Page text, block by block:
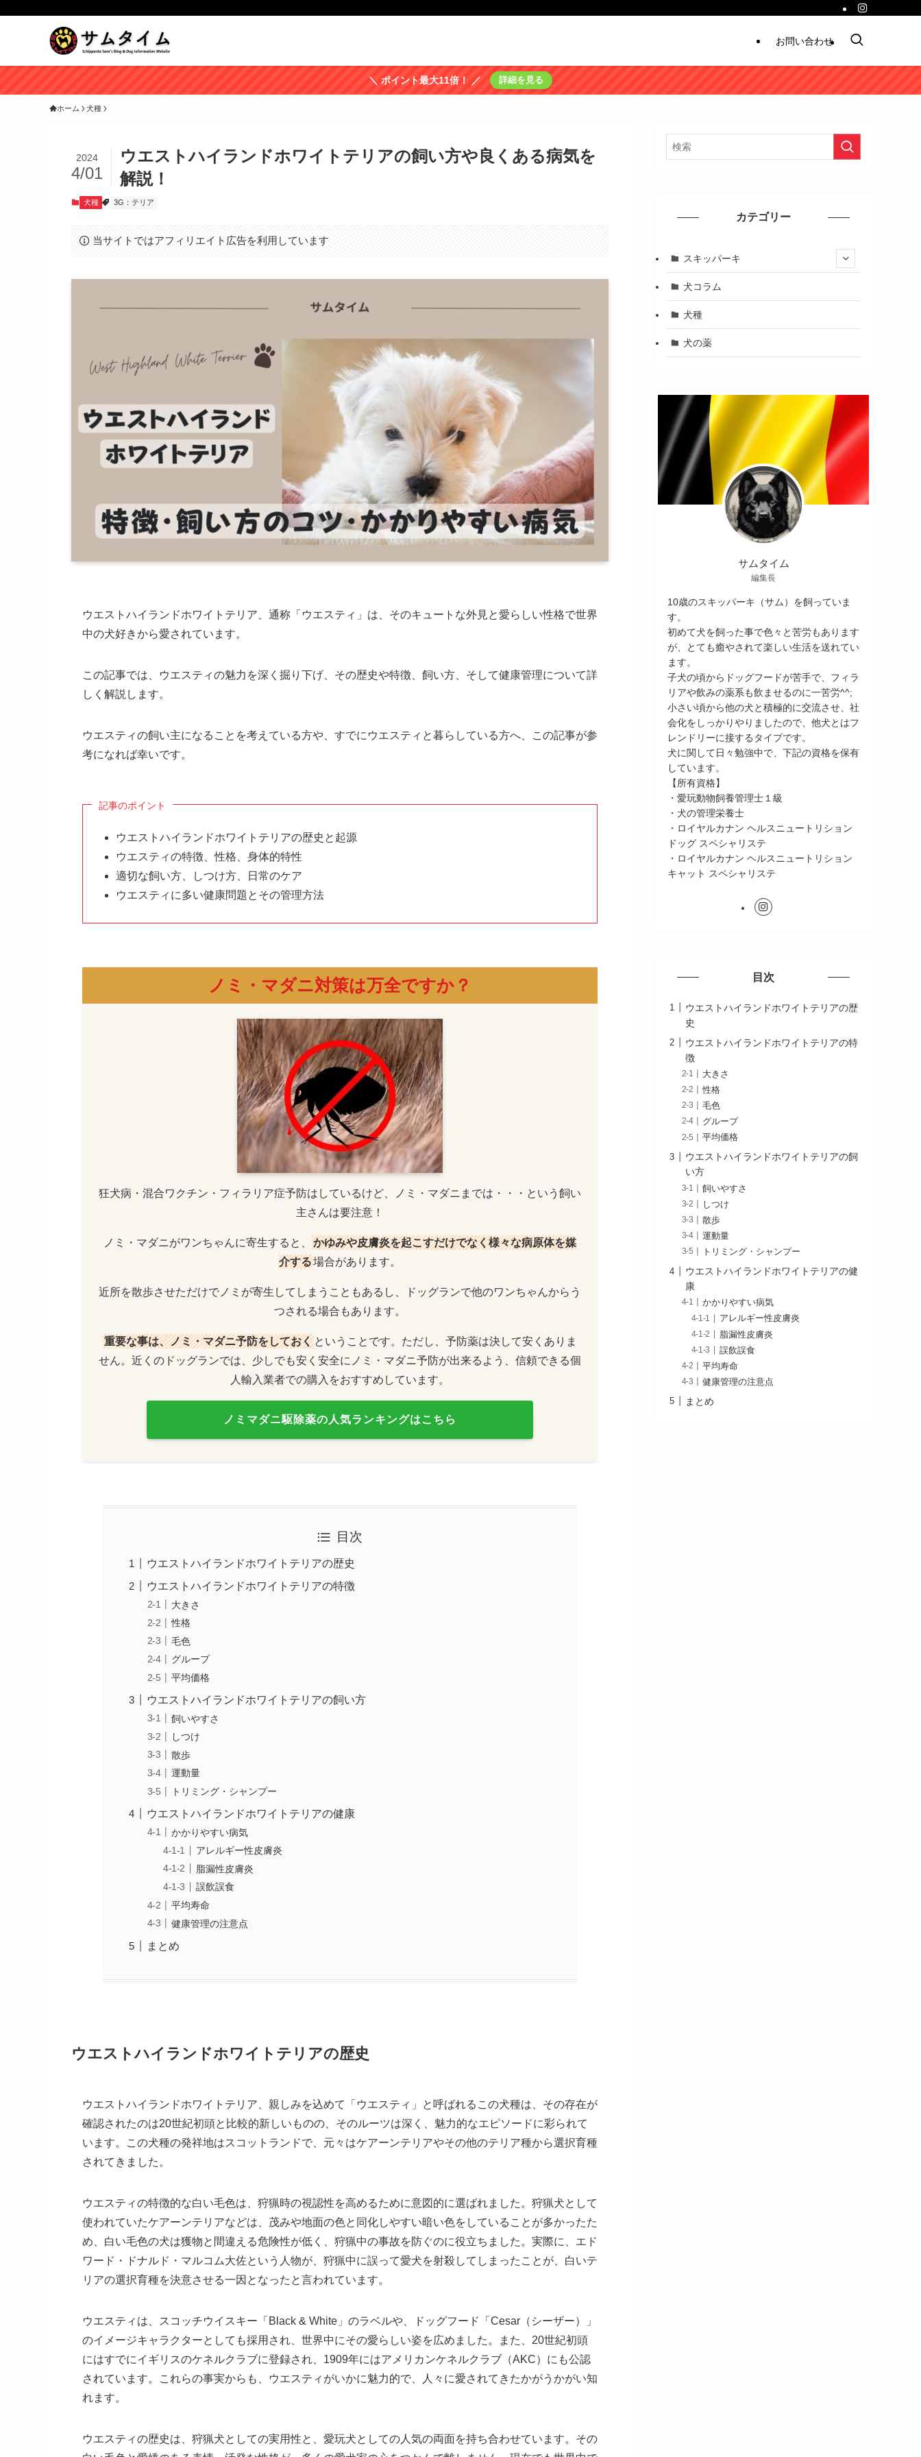
お問い合わせ
＼ ポイント最大11倍！ ／ 詳細を見る
ホーム 犬種
ウエストハイランドホワイトテリアの飼い方や良くある病気を
解説！
2024
4/01
犬種 3G：テリア
当サイトではアフィリエイト広告を利用しています
ウエストハイランドホワイトテリア、通称「ウエスティ」は、そのキュートな外見と愛らしい性格で世界
中の犬好きから愛されています。
この記事では、ウエスティの魅力を深く掘り下げ、その歴史や特徴、飼い方、そして健康管理について詳
しく解説します。
ウエスティの飼い主になることを考えている方や、すでにウエスティと暮らしている方へ、この記事が参
考になれば幸いです。
記事のポイント
ウエストハイランドホワイトテリアの歴史と起源
ウエスティの特徴、性格、身体的特性
適切な飼い方、しつけ方、日常のケア
ウエスティに多い健康問題とその管理方法
ノミ・マダニ対策は万全ですか？
狂犬病・混合ワクチン・フィラリア症予防はしているけど、ノミ・マダニまでは・・・という飼い
主さんは要注意！
ノミ・マダニがワンちゃんに寄生すると、
かゆみや皮膚炎を起こすだけでなく様々な病原体を媒
介する場合があります。
近所を散歩させただけでノミが寄生してしまうこともあるし、ドッグランで他のワンちゃんからう
つされる場合もあります。
重要な事は、ノミ・マダニ予防をしておく ということです。ただし、予防薬は決して安くありま
せん。近くのドッグランでは、少しでも安く安全にノミ・マダニ予防が出来るよう、信頼できる個
人輸入業者での購入をおすすめしています。
ノミマダニ駆除薬の人気ランキングはこちら
目次
ウエストハイランドホワイトテリアの歴史
ウエストハイランドホワイトテリアの特徴
大きさ
性格
毛色
グループ
平均価格
ウエストハイランドホワイトテリアの飼い方
飼いやすさ
しつけ
散歩
運動量
トリミング・シャンプー
ウエストハイランドホワイトテリアの健康
かかりやすい病気
アレルギー性皮膚炎
脂漏性皮膚炎
誤飲誤食
平均寿命
健康管理の注意点
まとめ
ウエストハイランドホワイトテリアの歴史
ウエストハイランドホワイトテリア、親しみを込めて「ウエスティ」と呼ばれるこの犬種は、その存在が
確認されたのは20世紀初頭と比較的新しいものの、そのルーツは深く、魅力的なエピソードに彩られて
います。この犬種の発祥地はスコットランドで、元々はケアーンテリアやその他のテリア種から選択育種
されてきました。
ウエスティの特徴的な白い毛色は、狩猟時の視認性を高めるために意図的に選ばれました。狩猟犬として
使われていたケアーンテリアなどは、茂みや地面の色と同化しやすい暗い色をしていることが多かったた
め、白い毛色の犬は獲物と間違える危険性が低く、狩猟中の事故を防ぐのに役立ちました。実際に、エド
ワード・ドナルド・マルコム大佐という人物が、狩猟中に誤って愛犬を射殺してしまったことが、白いテ
リアの選択育種を決意させる一因となったと言われています。
ウエスティは、スコッチウイスキー「Black & White」のラベルや、ドッグフード「Cesar（シーザー）」
のイメージキャラクターとしても採用され、世界中にその愛らしい姿を広めました。また、20世紀初頭
にはすでにイギリスのケネルクラブに登録され、1909年にはアメリカンケネルクラブ（AKC）にも公認
されています。これらの事実からも、ウエスティがいかに魅力的で、人々に愛されてきたかがうかがい知
れます。
ウエスティの歴史は、狩猟犬としての実用性と、愛玩犬としての人気の両面を持ち合わせています。その
カテゴリー
スキッパーキ
犬コラム
犬種
犬の薬
サムタイム
編集長
10歳のスキッパーキ（サム）を飼っていま
す。
初めて犬を飼った事で色々と苦労もあります
が、とても癒やされて楽しい生活を送れてい
ます。
子犬の頃からドッグフードが苦手で、フィラ
リアや飲みの薬系も飲ませるのに一苦労^^;
小さい頃から他の犬と積極的に交流させ、社
会化をしっかりやりましたので、他犬とはフ
レンドリーに接するタイプです。
犬に関して日々勉強中で、下記の資格を保有
しています。
【所有資格】
・愛玩動物飼養管理士１級
・犬の管理栄養士
・ロイヤルカナン ヘルスニュートリション
ドッグ スペシャリステ
・ロイヤルカナン ヘルスニュートリション
キャット スペシャリステ
目次
ウエストハイランドホワイトテリアの歴
史
ウエストハイランドホワイトテリアの特
徴
大きさ
性格
毛色
グループ
平均価格
ウエストハイランドホワイトテリアの飼
い方
飼いやすさ
しつけ
散歩
運動量
トリミング・シャンプー
ウエストハイランドホワイトテリアの健
康
かかりやすい病気
アレルギー性皮膚炎
脂漏性皮膚炎
誤飲誤食
平均寿命
健康管理の注意点
まとめ